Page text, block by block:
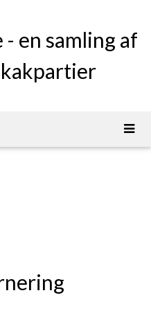
- en samling af